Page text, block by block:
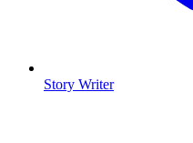
Story Writer